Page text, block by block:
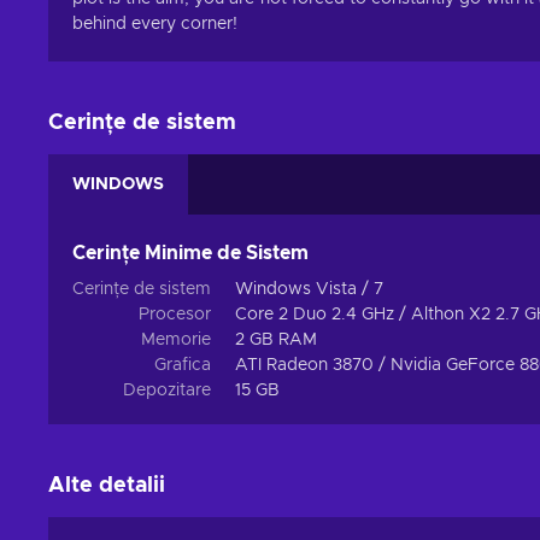
behind every corner!
Cerințe de sistem
WINDOWS
Cerințe Minime de Sistem
Cerințe de sistem
Windows Vista / 7
Procesor
Core 2 Duo 2.4 GHz / Althon X2 2.7
Memorie
2 GB RAM
Grafica
ATI Radeon 3870 / Nvidia GeForce
Depozitare
15 GB
Alte detalii